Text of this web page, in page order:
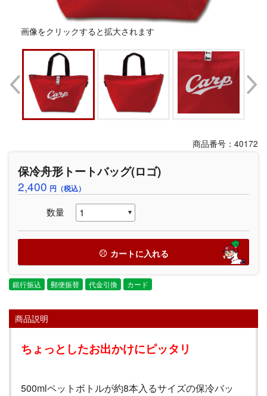
画像をクリックすると拡大されます
商品番号：40172
保冷舟形トートバッグ(ロゴ)
2,400 円（税込）
数量
カートに入れる
銀行振込 郵便振替 代金引換 カード
商品説明
ちょっとしたお出かけにピッタリ
500mlペットボトルが約8本入るサイズの保冷バッ